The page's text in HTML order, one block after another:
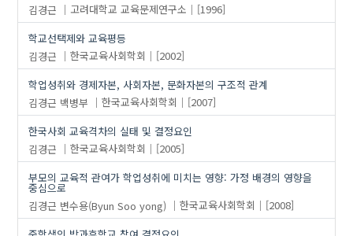
김경근
고려대학교 교육문제연구소
[1996]
학교선택제와 교육평등
김경근
한국교육사회학회
[2002]
학업성취와 경제자본, 사회자본, 문화자본의 구조적 관계
김경근 백병부 한국교육사회학회
[2007]
한국사회 교육격차의 실태 및 결정요인
김경근
한국교육사회학회
[2005]
부모의 교육적 관여가 학업성취에 미치는 영향: 가정 배경의 영향을
중심으로
김경근 변수용(Byun Soo yong) 한국교육사회학회
[2008]